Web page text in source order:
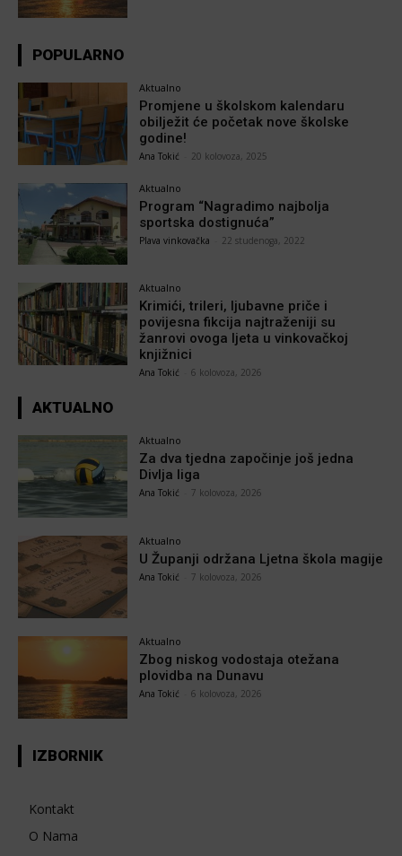
POPULARNO
Aktualno
Promjene u školskom kalendaru
obilježit će početak nove školske
godine!
Ana Tokić 20 kolovoza, 2025
Aktualno
Program “Nagradimo najbolja
sportska dostignuća”
Plava vinkovačka 22 studenoga, 2022
Aktualno
Krimići, trileri, ljubavne priče i
povijesna fikcija najtraženiji su
žanrovi ovoga ljeta u vinkovačkoj
knjižnici
Ana Tokić 6 kolovoza, 2026
AKTUALNO
Aktualno
Za dva tjedna započinje još jedna
Divlja liga
Ana Tokić 7 kolovoza, 2026
Aktualno
U Županji održana Ljetna škola magije
Ana Tokić 7 kolovoza, 2026
Aktualno
Zbog niskog vodostaja otežana
plovidba na Dunavu
Ana Tokić 6 kolovoza, 2026
IZBORNIK
Kontakt
O Nama